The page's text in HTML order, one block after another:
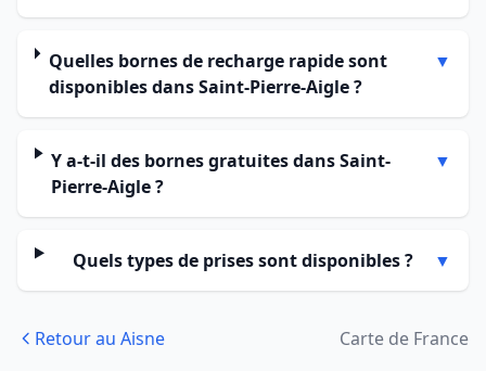
Quelles bornes de recharge rapide sont
disponibles dans Saint-Pierre-Aigle ?
▼
Y a-t-il des bornes gratuites dans Saint-
Pierre-Aigle ?
▼
Quels types de prises sont disponibles ? ▼
Retour au Aisne Carte de France